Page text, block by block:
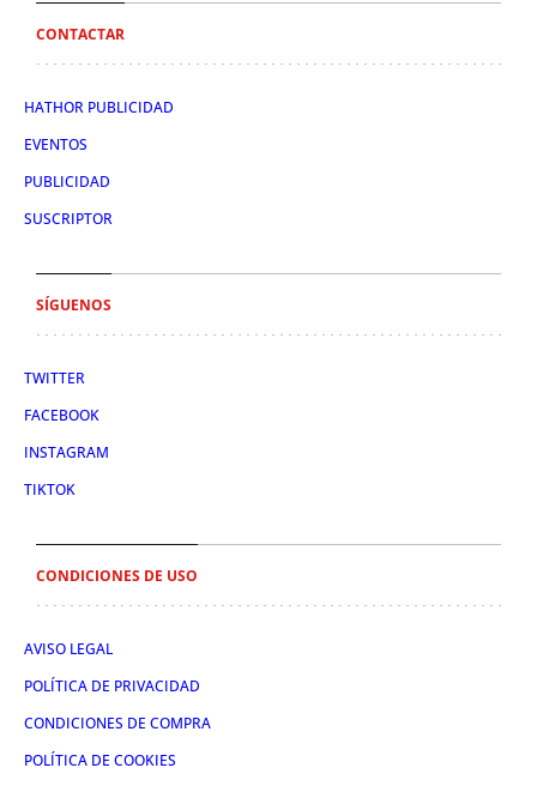
CONTACTAR
HATHOR PUBLICIDAD
EVENTOS
PUBLICIDAD
SUSCRIPTOR
SÍGUENOS
TWITTER
FACEBOOK
INSTAGRAM
TIKTOK
CONDICIONES DE USO
AVISO LEGAL
POLÍTICA DE PRIVACIDAD
CONDICIONES DE COMPRA
POLÍTICA DE COOKIES